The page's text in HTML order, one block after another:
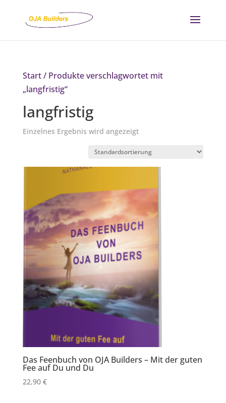
Start/ Produkte verschlagwortet mit
„langfristig“
langfristig
Einzelnes Ergebnis wird angezeigt
Das Feenbuch von OJA Builders – Mit der guten
Fee auf Du und Du
22,90 €